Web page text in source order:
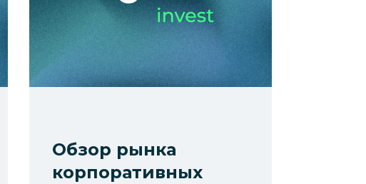
Обзор рынка
корпоративных